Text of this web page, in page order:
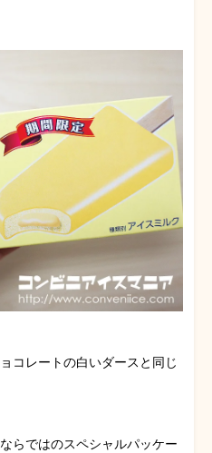
コレートの白いダースと同じ
らではのスペシャルパッケー